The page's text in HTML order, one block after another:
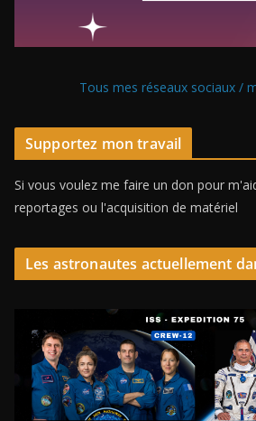
Tous mes réseaux sociaux /
Supportez mon travail
Si vous voulez me faire un don pour
reportages ou l'acquisition de matériel
Les astronautes actuellement